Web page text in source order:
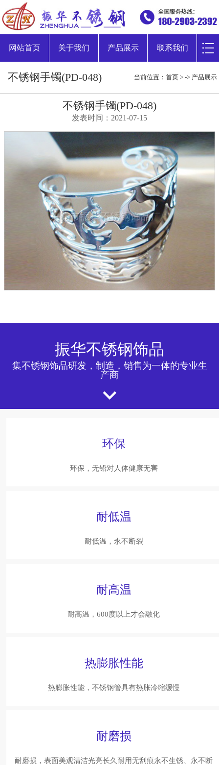
网站首页 关于我们 产品展示 联系我们
不锈钢手镯(PD-048) 当前位置： 首页 > -> 产品展示
不锈钢手镯(PD-048)
发表时间：2021-07-15
振华不锈钢饰品
集不锈钢饰品研发，制造，销售为一体的专业生
产商
环保
环保，无铅对人体健康无害
耐低温
耐低温，永不断裂
耐高温
耐高温，600度以上才会融化
热膨胀性能
热膨胀性能，不锈钢管具有热胀冷缩缓慢
耐磨损
耐磨损，表面美观清洁光亮长久耐用无刮痕永不生锈、永不断